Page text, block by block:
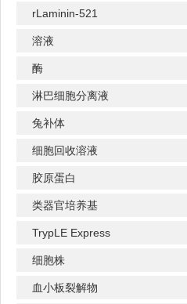
rLaminin-521
溶液
酶
淋巴细胞分离液
兔补体
细胞回收溶液
胶原蛋白
类器官培养基
TrypLE Express
细胞株
血小板裂解物